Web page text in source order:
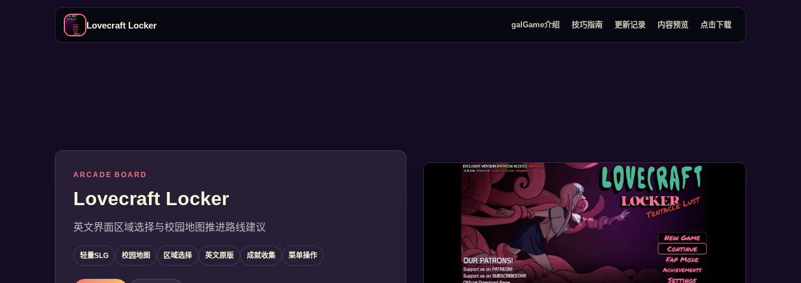
Lovecraft Locker galGame介绍 技巧指南 更新记录 内容预览 点击下载
ARCADE BOARD
Lovecraft Locker
英文界面区域选择与校园地图推进路线建议
轻量SLG 校园地图 区域选择 英文原版 成就收集 菜单操作